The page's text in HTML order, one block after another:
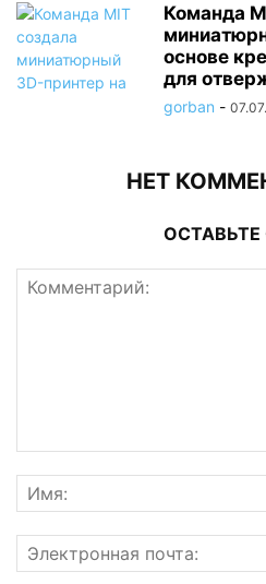
Команда
основе
для
gorban -
НЕТ
ОСТАВЬТЕ